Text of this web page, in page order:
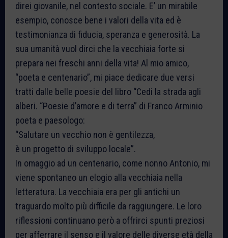
direi giovanile, nel contesto sociale. E’ un mirabile
esempio, conosce bene i valori della vita ed è
testimonianza di fiducia, speranza e generosità. La
sua umanità vuol dirci che la vecchiaia forte si
prepara nei freschi anni della vita! Al mio amico,
“poeta e centenario”, mi piace dedicare due versi
tratti dalle belle poesie del libro “Cedi la strada agli
alberi. “Poesie d’amore e di terra” di Franco Arminio
poeta e paesologo:
“Salutare un vecchio non è gentilezza,
è un progetto di sviluppo locale”.
In omaggio ad un centenario, come nonno Antonio, mi
viene spontaneo un elogio alla vecchiaia nella
letteratura. La vecchiaia era per gli antichi un
traguardo molto più difficile da raggiungere. Le loro
riflessioni continuano però a offrirci spunti preziosi
per afferrare il senso e il valore delle diverse età della